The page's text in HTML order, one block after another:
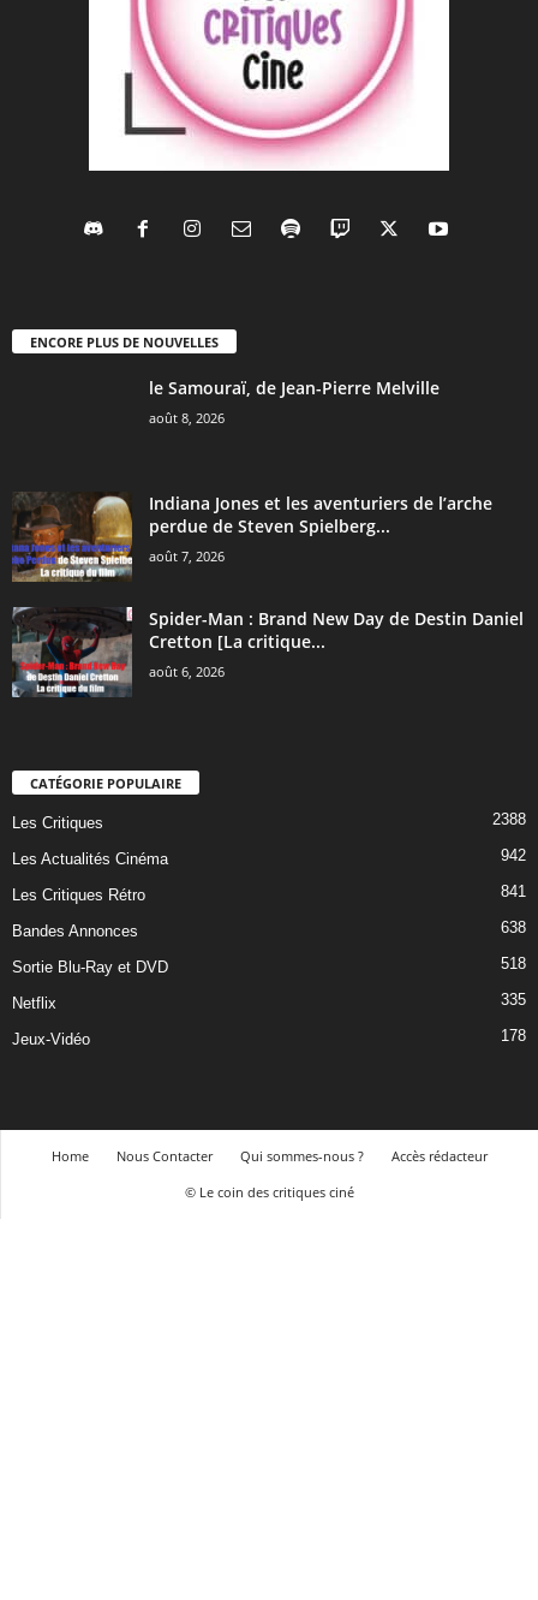
ENCORE PLUS DE NOUVELLES
le Samouraï, de Jean-Pierre Melville
août 8, 2026
Indiana Jones et les aventuriers de l’arche
perdue de Steven Spielberg...
août 7, 2026
Spider-Man : Brand New Day de Destin Daniel
Cretton [La critique...
août 6, 2026
CATÉGORIE POPULAIRE
Les Critiques 2388
Les Actualités Cinéma 942
Les Critiques Rétro 841
Bandes Annonces 638
Sortie Blu-Ray et DVD 518
Netflix 335
Jeux-Vidéo 178
Home Nous Contacter Qui sommes-nous ?
Accès rédacteur
© Le coin des critiques ciné